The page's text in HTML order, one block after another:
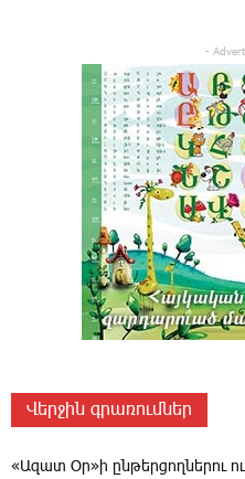
-
Վերջին գրառումներ
«Ազատ Օր»ի ընթերցողներու